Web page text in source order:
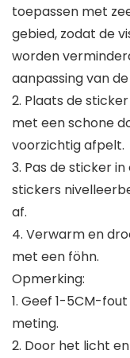
toepassen met
gebied, zodat de
worden
aanpassing van
2. Plaats de
met een schone
voorzichtig afpelt.
3. Pas de sticker
stickers
af.
4. Verwarm en
met een föhn.
Opmerking:
1. Geef 1-5CM-
meting.
2. Door het licht